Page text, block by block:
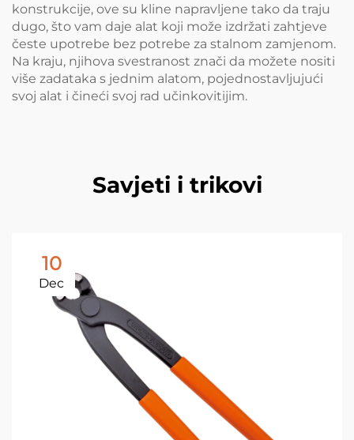
konstrukcije, ove su kline napravljene tako da traju
dugo, što vam daje alat koji može izdržati zahtjeve
česte upotrebe bez potrebe za stalnom zamjenom.
Na kraju, njihova svestranost znači da možete nositi
više zadataka s jednim alatom, pojednostavljujući
svoj alat i čineći svoj rad učinkovitijim.
Savjeti i trikovi
10
Dec